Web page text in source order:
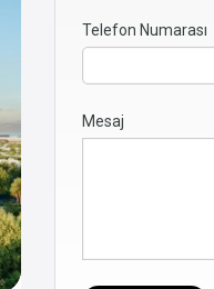
Telefon Numarası
Mesaj